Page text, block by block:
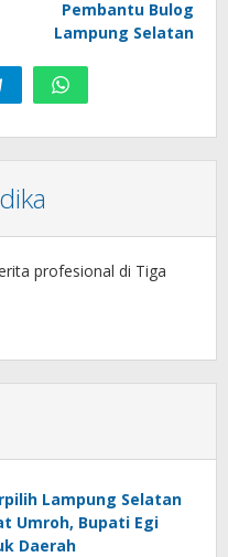
Pembantu Bulog
Lampung Selatan
profesional di Tiga
Lampung Selatan
Umroh, Bupati Egi
Daerah